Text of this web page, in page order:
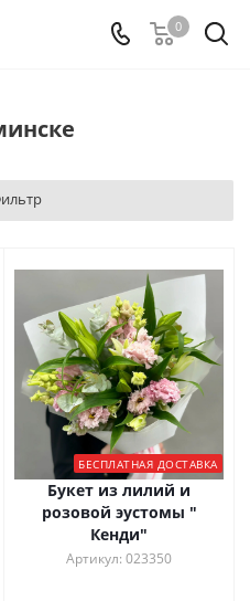
0
БЕСПЛАТНАЯ ДОСТАВКА
Букет из лилий и
розовой эустомы "
Кенди"
Артикул: 023350